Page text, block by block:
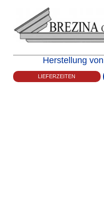
Herstellung
LIEFERZEITEN